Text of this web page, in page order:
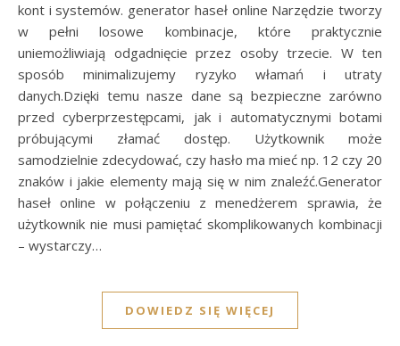
kont i systemów. generator haseł online Narzędzie tworzy
w pełni losowe kombinacje, które praktycznie
uniemożliwiają odgadnięcie przez osoby trzecie. W ten
sposób minimalizujemy ryzyko włamań i utraty
danych.Dzięki temu nasze dane są bezpieczne zarówno
przed cyberprzestępcami, jak i automatycznymi botami
próbującymi złamać dostęp. Użytkownik może
samodzielnie zdecydować, czy hasło ma mieć np. 12 czy 20
znaków i jakie elementy mają się w nim znaleźć.Generator
haseł online w połączeniu z menedżerem sprawia, że
użytkownik nie musi pamiętać skomplikowanych kombinacji
– wystarczy…
DOWIEDZ SIĘ WIĘCEJ